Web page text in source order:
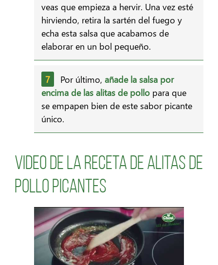
veas que empieza a hervir. Una vez esté
hirviendo, retira la sartén del fuego y
echa esta salsa que acabamos de
elaborar en un bol pequeño.
Por último, añade la salsa por
encima de las alitas de pollo para que
se empapen bien de este sabor picante
único.
Video de la receta de alitas de
pollo picantes